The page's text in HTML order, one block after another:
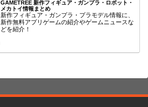
GAMETREE 新作フィギュア・ガンプラ・ロボット・
メカトイ情報まとめ
新作フィギュア・ガンプラ・プラモデル情報に、
新作無料アプリゲームの紹介やゲームニュースな
どを紹介！